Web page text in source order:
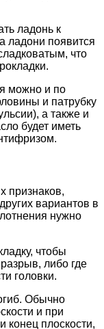
ладонь к
ладони появится
что
можно и по
и патрубку
а также и
будет иметь
признаков,
вариантов в
нужно
чтобы
либо где
головки.
Обычно
и при
конец плоскости,